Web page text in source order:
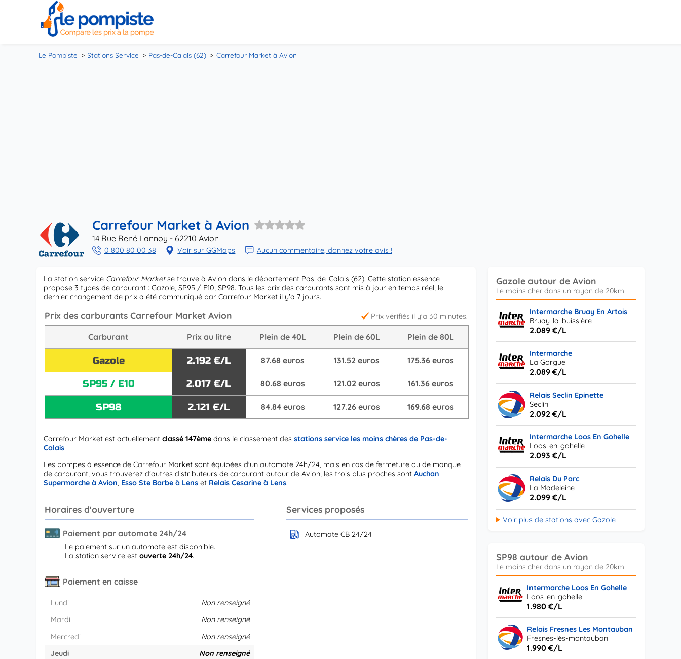
Le Pompiste Stations Service Pas-de-Calais (62) Carrefour Market à Avion
Carrefour Market à Avion
14 Rue René Lannoy - 62210 Avion
0 800 80 00 38 Voir sur GGMaps Aucun commentaire, donnez votre avis !
La station service Carrefour Marketse trouve à Avion dans le département Pas-de-Calais (62). Cette station essence
propose 3 types de carburant : Gazole, SP95 / E10, SP98. Tous les prix des carburants sont mis à jour en temps réel, le
dernier changement de prix a été communiqué par Carrefour Market il y'a 7 jours.
Prix vérifiés il y'a 30 minutes.
Prix des carburants Carrefour Market Avion
Carburant Prix au litre Plein de 40L Plein de 60L Plein de 80L
Gazole 2.192 €/L 87.68 euros 131.52 euros 175.36 euros
SP95 / E10 2.017 €/L 80.68 euros 121.02 euros 161.36 euros
SP98 2.121 €/L 84.84 euros 127.26 euros 169.68 euros
Carrefour Market est actuellementclassé 147ème dans le classement desstations service les moins chères de Pas-de-
Calais
Les pompes à essence de Carrefour Market sont équipées d'un automate 24h/24, mais en cas de fermeture ou de manque
de carburant, vous trouverez d'autres distributeurs de carburant autour de Avion, les trois plus proches sontAuchan
Supermarche à Avion, Esso Ste Barbe à Lens et Relais Cesarine à Lens.
Horaires d'ouverture
Paiement par automate 24h/24
Le paiement sur un automate est disponible.
La station service est ouverte 24h/24.
Paiement en caisse
Lundi
Non renseigné
Mardi
Non renseigné
Mercredi
Non renseigné
Jeudi
Non renseigné
Services proposés
Automate CB 24/24
Gazole autour de Avion
Intermarche Bruay En Artois
Bruay-la-buissière
2.089 €/L
Intermarche
La Gorgue
2.089 €/L
Relais Seclin Epinette
Seclin
2.092 €/L
Intermarche Loos En Gohelle
Loos-en-gohelle
2.093 €/L
Relais Du Parc
La Madeleine
2.099 €/L
Voir plus de stations avec Gazole
SP98 autour de Avion
Intermarche Loos En Gohelle
Loos-en-gohelle
1.980 €/L
Relais Fresnes Les Montauban
Fresnes-lès-montauban
1.990 €/L